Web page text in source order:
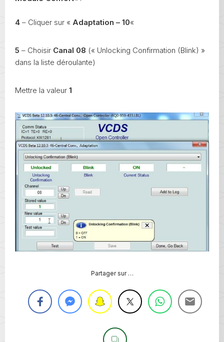
4 – Cliquer sur « Adaptation – 10«
5 – Choisir Canal 08 (« Unlocking Confirmation (Blink) »
dans la liste déroulante)
Mettre la valeur 1
Partager sur …